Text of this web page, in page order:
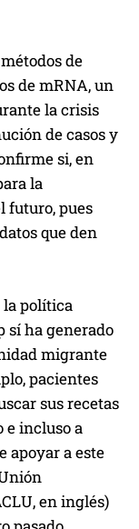
de
de mRNA, un
la crisis
de casos y
si, en
la
futuro, pues
que den
la política
sí ha generado
migrante
pacientes
sus recetas
e incluso a
apoyar a este
en inglés)